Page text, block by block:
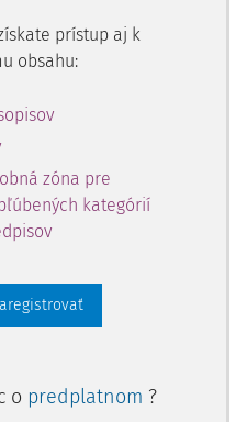
prístup aj k
obsahu:
zóna pre
kategórií
o predplatnom ?